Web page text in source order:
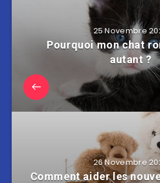
25 Novembre
Pourquoi mon chat
autant ?
26 Novembre
Comment aider les